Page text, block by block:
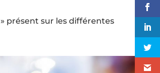
» présent sur les différentes